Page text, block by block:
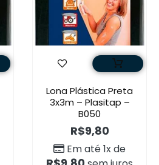
Lona Plástica Preta
3x3m – Plasitap –
B050
R$9,80
Em até 1x de